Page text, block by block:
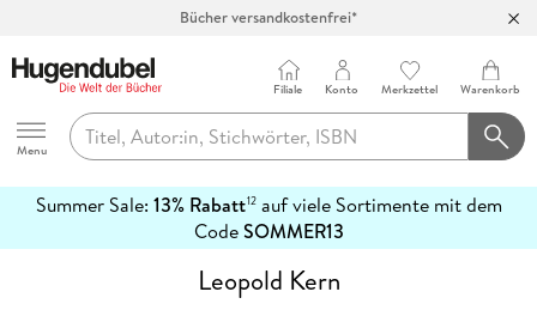
Bücher versandkostenfrei*
Abholung in über 100 Filialen
Hugendubel
Menu
Filiale Konto Merkzettel Warenkorb
Summer Sale: 13% Rabatt12auf viele Sortimente mit dem
CodeSOMMER13
erfahren
Leopold Kern